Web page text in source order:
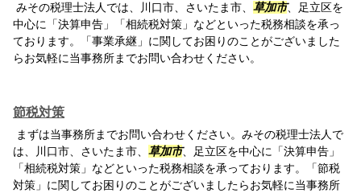
みその税理士法人では、川口市、さいたま市、 草加市、足立区を
中心に「決算申告」「相続税対策」などといった税務相談を承っ
ております。「事業承継」に関してお困りのことがございました
らお気軽に当事務所までお問い合わせください。
節税対策
まずは当事務所までお問い合わせください。みその税理士法人で
は、川口市、さいたま市、 草加市、足立区を中心に「決算申告」
「相続税対策」などといった税務相談を承っております。「節税
対策」に関してお困りのことがございましたらお気軽に当事務所